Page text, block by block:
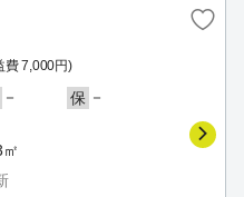
費 7,000円)
－ 保 －